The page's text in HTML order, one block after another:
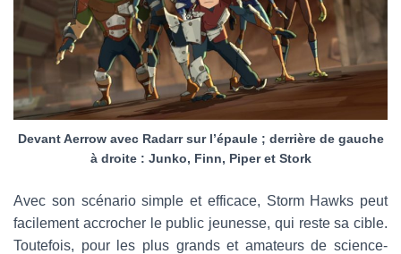
Devant Aerrow avec Radarr sur l’épaule ; derrière de gauche
à droite : Junko, Finn, Piper et Stork
Avec son scénario simple et efficace, Storm Hawks peut
facilement accrocher le public jeunesse, qui reste sa cible.
Toutefois, pour les plus grands et amateurs de science-